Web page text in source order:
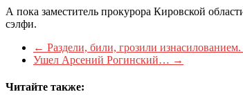
А пока заместитель прокурора Кировской
сэлфи.
← Раздели, били, грозили
Ушел Арсений Рогинский… →
Читайте также: